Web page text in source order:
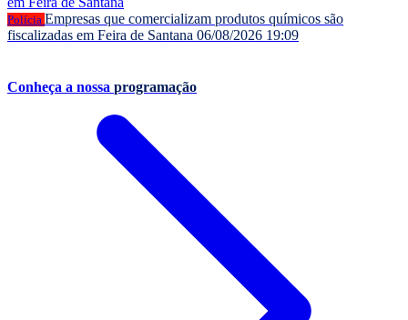
Polícia Empresas que comercializam produtos químicos são
fiscalizadas em Feira de Santana 06/08/2026 19:09
Conheça a nossa programação